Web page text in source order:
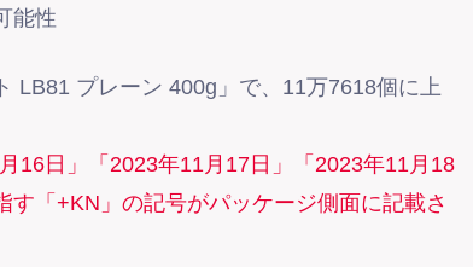
能性
プレーン 400g」で、11万7618個に上
16日」「2023年11月17日」「2023年11月18
「+KN」の記号がパッケージ側面に記載さ